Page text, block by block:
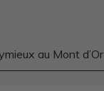
au Mont d’Or